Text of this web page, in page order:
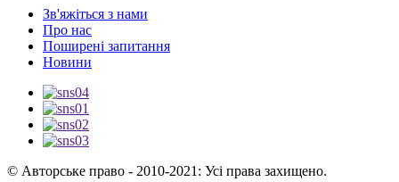
Зв'яжіться з нами
Про нас
Поширені запитання
Новини
© Авторське право - 2010-2021: Усі права захищено.